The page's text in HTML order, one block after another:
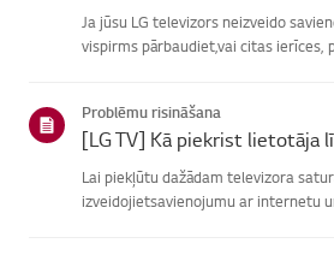
Ja jūsu LG televizors neizveido
vispirms pārbaudiet,vai citas ierīces,
Problēmu risināšana
[LG TV] Kā piekrist lietotāja
Lai piekļūtu dažādam televizora
izveidojietsavienojumu ar internetu